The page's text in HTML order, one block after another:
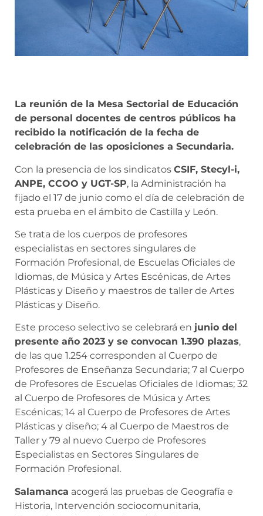
La reunión de la Mesa Sectorial de Educación
de personal docentes de centros públicos ha
recibido la notificación de la fecha de
celebración de las oposiciones a Secundaria.
Con la presencia de los sindicatos CSIF, Stecyl-i,
ANPE, CCOO y UGT-SP, la Administración ha
fijado el 17 de junio como el día de celebración de
esta prueba en el ámbito de Castilla y León.
Se trata de los cuerpos de profesores
especialistas en sectores singulares de
Formación Profesional, de Escuelas Oficiales de
Idiomas, de Música y Artes Escénicas, de Artes
Plásticas y Diseño y maestros de taller de Artes
Plásticas y Diseño.
Este proceso selectivo se celebrará en junio del
presente año 2023 y se convocan 1.390 plazas,
de las que 1.254 corresponden al Cuerpo de
Profesores de Enseñanza Secundaria; 7 al Cuerpo
de Profesores de Escuelas Oficiales de Idiomas; 32
al Cuerpo de Profesores de Música y Artes
Escénicas; 14 al Cuerpo de Profesores de Artes
Plásticas y diseño; 4 al Cuerpo de Maestros de
Taller y 79 al nuevo Cuerpo de Profesores
Especialistas en Sectores Singulares de
Formación Profesional.
Salamanca acogerá las pruebas de Geografía e
Historia, Intervención sociocomunitaria,